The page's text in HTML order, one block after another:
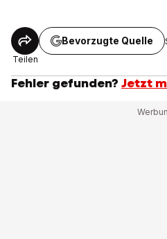
Teilen
Bevorzugte Quelle
Fehler gefunden? Jetzt